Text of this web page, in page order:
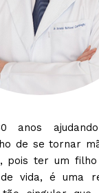
anos
de se tornar
pois ter um filho
vida, é uma